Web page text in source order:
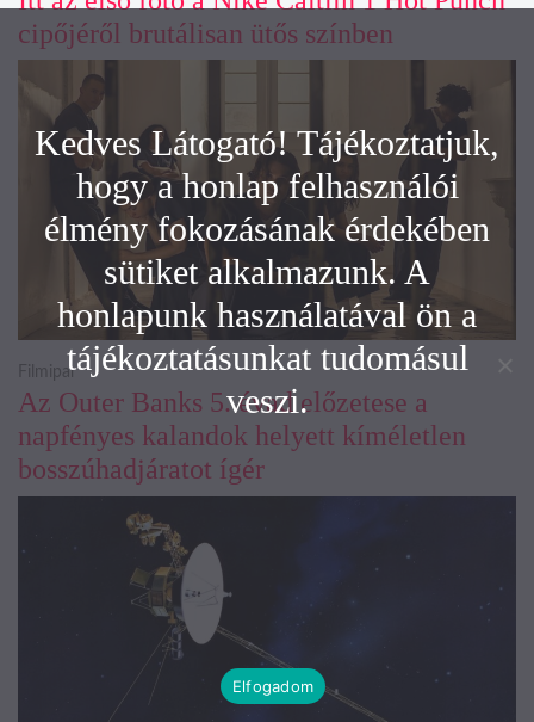
cipőjéről brutálisan ütős színben
Az Outer Banks 5. évad előzetese a
napfényes kalandok helyett kíméletlen
bosszúhadjáratot ígér
Filmipar
Kedves Látogató! Tájékoztatjuk,
hogy a honlap felhasználói
élmény fokozásának érdekében
sütiket alkalmazunk. A
honlapunk használatával ön a
tájékoztatásunkat tudomásul
veszi.
Elfogadom